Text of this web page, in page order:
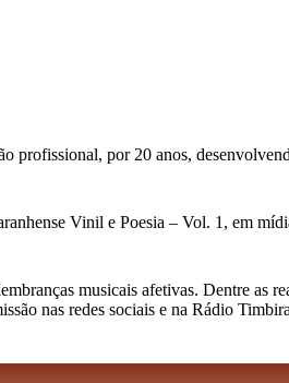
por 20 anos,
Vinil e Poesia – Vol. 1, em
musicais afetivas. Dentre as
nas redes sociais e na Rádio